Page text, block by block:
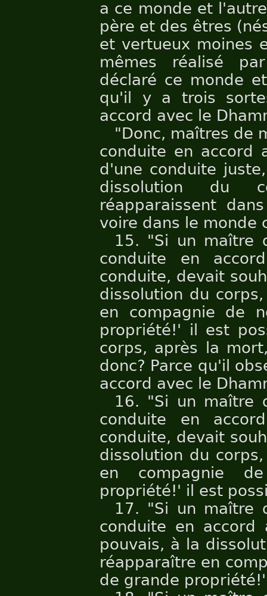
a ce monde et
père et des êtres
et vertueux moines
mêmes réalisé
déclaré ce monde
qu'il y a trois
accord avec le
"Donc, maîtres de
conduite en accord
d'une conduite
dissolution du
réapparaissent
voire dans le monde
15. "Si un maître
conduite en
conduite, devait
dissolution du
en compagnie de
propriété!' il est
corps, après la
donc? Parce qu'il
accord avec le
16. "Si un maître
conduite en
conduite, devait
dissolution du
en compagnie
propriété!' il est
17. "Si un maître
conduite en accord
pouvais, à la
réapparaître en
de grande